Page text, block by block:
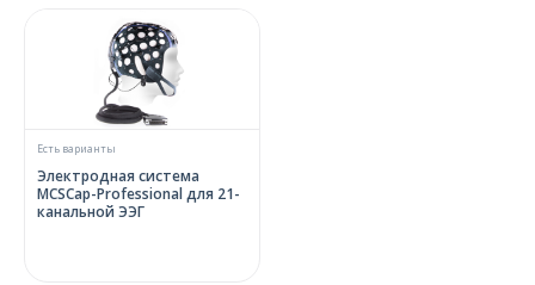
Есть варианты
Электродная система
MCSCap-Professional для 21-
канальной ЭЭГ